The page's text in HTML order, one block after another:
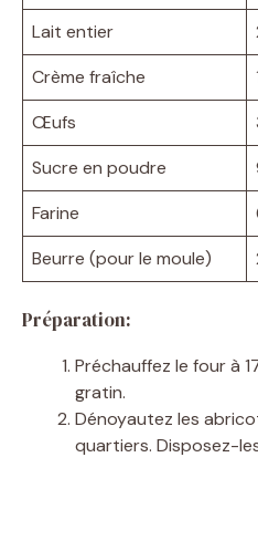
Lait entier
Crème fraîche
Œufs
Sucre en poudre
Farine
Beurre (pour le moule)
Préparation:
Préchauffez le four à
gratin.
Dénoyautez les
quartiers. Disposez-